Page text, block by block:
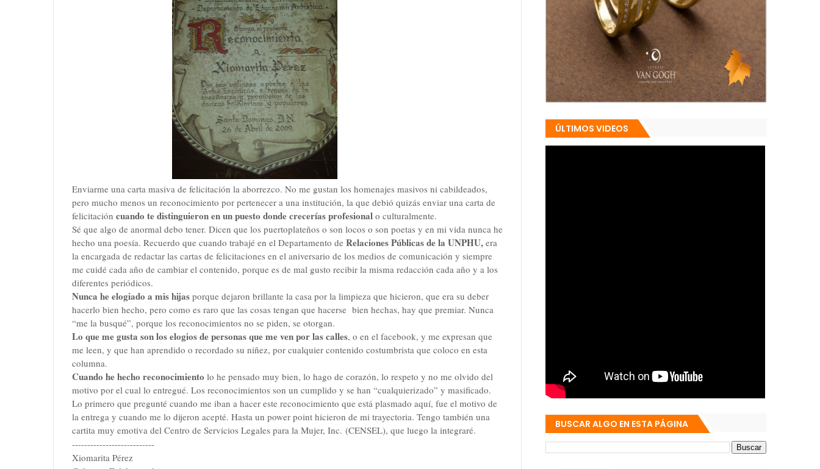
Enviarme una carta masiva de felicitación la aborrezco. No me gustan los homenajes masivos ni cabildeados,
pero mucho menos un reconocimiento por pertenecer a una institución, la que debió quizás enviar una carta de
felicitación cuando te distinguieron en un puesto donde crecerías profesional o culturalmente.
Sé que algo de anormal debo tener. Dicen que los puertoplateños o son locos o son poetas y en mi vida nunca he
hecho una poesía. Recuerdo que cuando trabajé en el Departamento de Relaciones Públicas de la UNPHU, era
la encargada de redactar las cartas de felicitaciones en el aniversario de los medios de comunicación y siempre
me cuidé cada año de cambiar el contenido, porque es de mal gusto recibir la misma redacción cada año y a los
diferentes periódicos.
Nunca he elogiado a mis hijas porque dejaron brillante la casa por la limpieza que hicieron, que era su deber
hacerlo bien hecho, pero como es raro que las cosas tengan que hacerse bien hechas, hay que premiar. Nunca
“me la busqué”, porque los reconocimientos no se piden, se otorgan.
Lo que me gusta son los elogios de personas que me ven por las calles, o en el facebook, y me expresan que
me leen, y que han aprendido o recordado su niñez, por cualquier contenido costumbrista que coloco en esta
columna.
Cuando he hecho reconocimiento lo he pensado muy bien, lo hago de corazón, lo respeto y no me olvido del
motivo por el cual lo entregué. Los reconocimientos son un cumplido y se han “cualquierizado” y masificado.
Lo primero que pregunté cuando me iban a hacer este reconocimiento que está plasmado aquí, fue el motivo de
la entrega y cuando me lo dijeron acepté. Hasta un power point hicieron de mi trayectoria. Tengo también una
cartita muy emotiva del Centro de Servicios Legales para la Mujer, Inc. (CENSEL), que luego la integraré.
---------------------------
Xiomarita Pérez
ÚLTIMOS VIDEOS
BUSCAR ALGO EN ESTA PÁGINA